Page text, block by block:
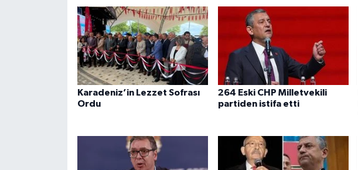
Karadeniz’in Lezzet Sofrası
Ordu
264 Eski CHP Milletvekili
partiden istifa etti